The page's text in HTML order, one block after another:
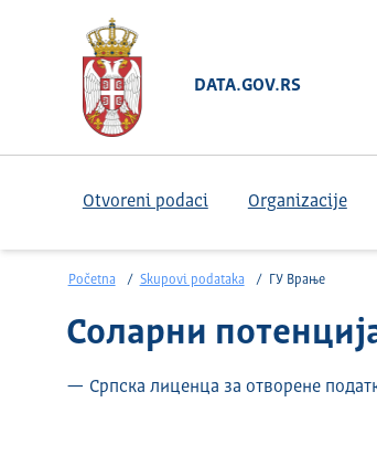
DATA.GOV.RS
Otvoreni podaci Organizacije
Početna Skupovi podataka ГУ Врање
Соларни
— Српска лиценца за отворене